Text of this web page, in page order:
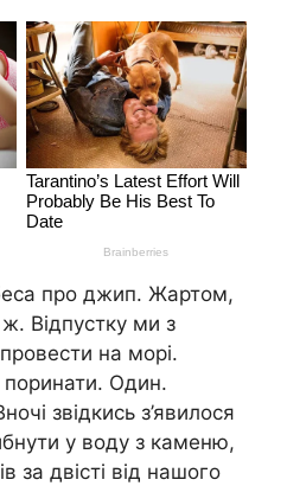
про джип. Жартом,
Відпустку ми з
на морі.
поринати. Один.
звідкись з’явилося
у воду з каменю,
за двісті від нашого